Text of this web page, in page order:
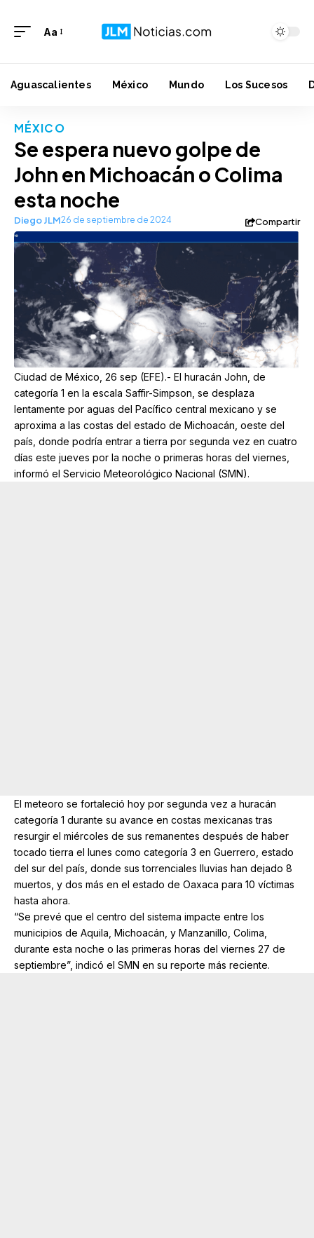
Aa
Aguascalientes México Mundo Los Sucesos
MÉXICO
Se espera nuevo golpe de
John en Michoacán o Colima
esta noche
Diego JLM26 de septiembre de 2024 Compartir
Ciudad de México, 26 sep (EFE).- El huracán John, de
categoría 1 en la escala Saffir-Simpson, se desplaza
lentamente por aguas del Pacífico central mexicano y se
aproxima a las costas del estado de Michoacán, oeste del
país, donde podría entrar a tierra por segunda vez en cuatro
días este jueves por la noche o primeras horas del viernes,
informó el Servicio Meteorológico Nacional (SMN).
El meteoro se fortaleció hoy por segunda vez a huracán
categoría 1 durante su avance en costas mexicanas tras
resurgir el miércoles de sus remanentes después de haber
tocado tierra el lunes como categoría 3 en Guerrero, estado
del sur del país, donde sus torrenciales lluvias han dejado 8
muertos, y dos más en el estado de Oaxaca para 10 víctimas
hasta ahora.
“Se prevé que el centro del sistema impacte entre los
municipios de Aquila, Michoacán, y Manzanillo, Colima,
durante esta noche o las primeras horas del viernes 27 de
septiembre”, indicó el SMN en su reporte más reciente.